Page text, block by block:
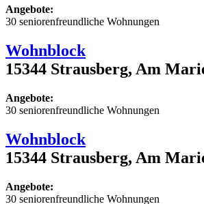
Angebote:
30 seniorenfreundliche Wohnungen
Wohnblock
15344 Strausberg, Am
Angebote:
30 seniorenfreundliche Wohnungen
Wohnblock
15344 Strausberg, Am
Angebote:
30 seniorenfreundliche Wohnungen